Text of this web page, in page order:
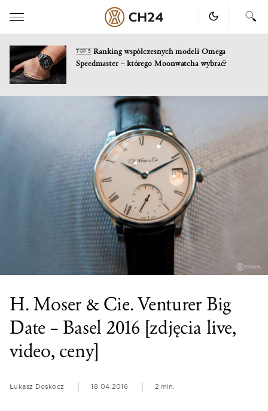
TOP 5Ranking współczesnych modeli Omega
Speedmaster – którego Moonwatcha wybrać?
H. Moser & Cie. Venturer Big
Date – Basel 2016 [zdjęcia live,
video, ceny]
Łukasz Doskocz 18.04.2016 2 min.